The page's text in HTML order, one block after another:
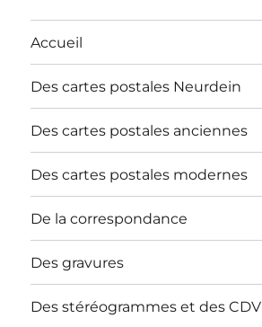
Accueil
Des cartes postales Neurdein
Des cartes postales anciennes
Des cartes postales modernes
De la correspondance
Des gravures
Des stéréogrammes et des CDV